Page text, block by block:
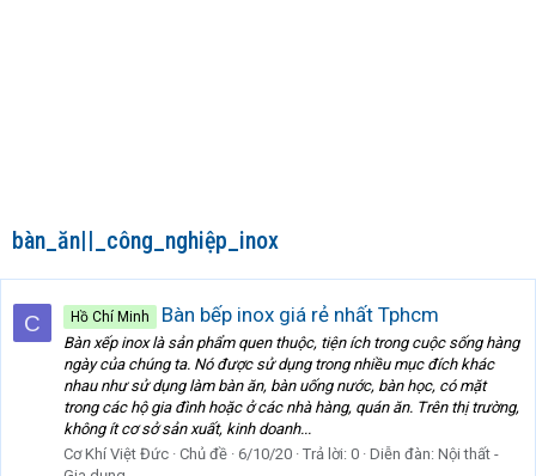
bàn_ăn||_công_nghiệp_inox
C Hồ Chí Minh Bàn bếp inox giá rẻ nhất Tphcm
Bàn xếp inox là sản phẩm quen thuộc, tiện ích trong cuộc sống hàng
ngày của chúng ta. Nó được sử dụng trong nhiều mục đích khác
nhau như sử dụng làm bàn ăn, bàn uống nước, bàn học, có mặt
trong các hộ gia đình hoặc ở các nhà hàng, quán ăn. Trên thị trường,
không ít cơ sở sản xuất, kinh doanh...
Cơ Khí Việt Đức Chủ đề 6/10/20 Trả lời: 0 Diễn đàn: Nội thất -